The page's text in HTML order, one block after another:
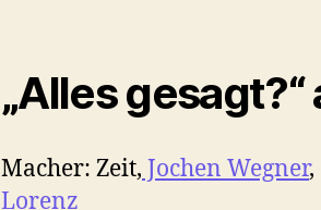
„Alles
Macher: Zeit, Jochen Wegner,
Lorenz